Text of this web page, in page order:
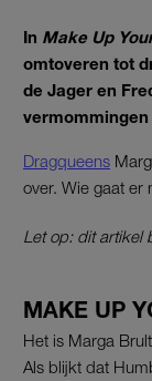
In Make Up
omtoveren tot
de Jager en
Dragqueens
over. Wie gaat er
Let op: dit artikel
MAKE UP
Het is Marga
Als blijkt dat